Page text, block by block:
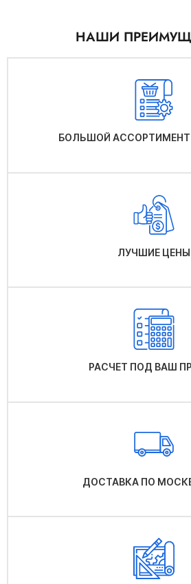
НАШИ
БОЛЬШОЙ АССОРТИМЕНТ
ЛУЧШИЕ ЦЕНЫ
РАСЧЕТ ПОД ВАШ
ДОСТАВКА ПО